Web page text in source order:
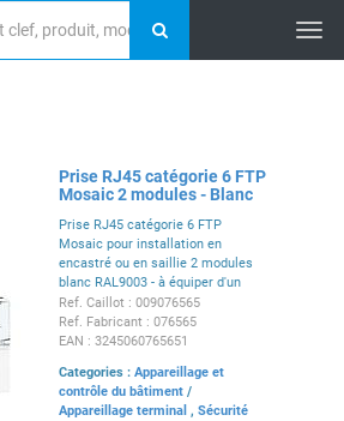
Prise RJ45 catégorie 6 FTP
Mosaic 2 modules - Blanc
Prise RJ45 catégorie 6 FTP
Mosaic pour installation en
encastré ou en saillie 2 modules
blanc RAL9003 - à équiper d'un
support et d'une plaque Mosaic
Ref. Caillot : 009076565
Ref. Fabricant : 076565
EAN : 3245060765651
Categories : Appareillage et
contrôle du bâtiment /
Appareillage terminal , Sécurité